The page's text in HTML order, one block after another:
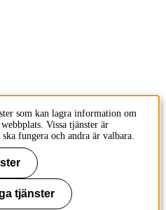
som kan lagra information om
Vissa tjänster är
fungera och andra är valbara.
tjänster